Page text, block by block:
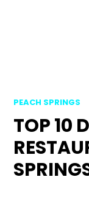
PEACH SPRINGS
TOP 10